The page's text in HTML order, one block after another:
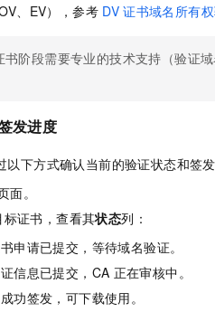
、EV），参考 DV 证书域名所有
书阶段需要专业的技术支持（验证
发进度
下方式确认当前的验证状态和签发
面。
证书，查看其状态列：
书申请已提交，等待域名验证。
证信息已提交，CA 正在审核中。
功签发，可下载使用。